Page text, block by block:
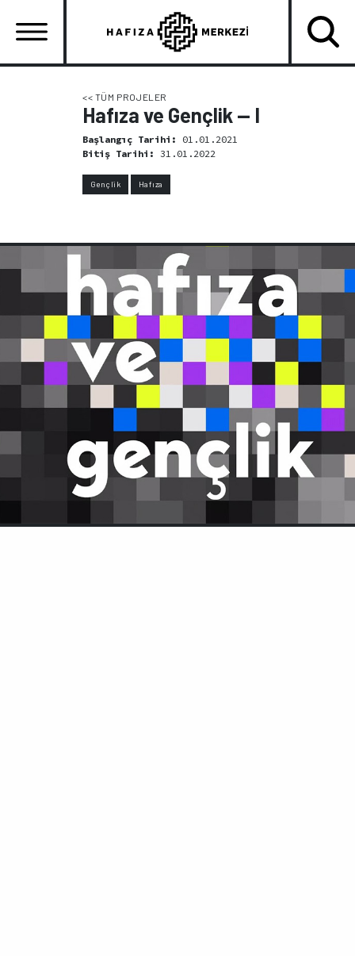
atla
<< TÜM PROJELER
Hafıza ve Gençlik — I
Başlangıç Tarihi:
01.01.2021
Bitiş Tarihi: 31.01.2022
Gençlik Hafıza